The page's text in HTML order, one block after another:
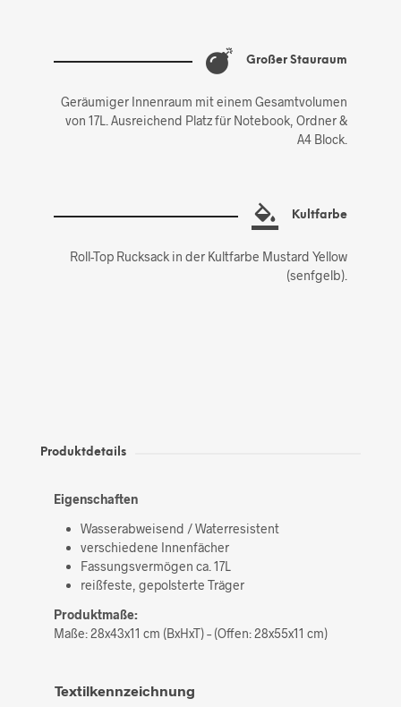
Großer Stauraum
Geräumiger Innenraum mit einem Gesamtvolumen
von 17L. Ausreichend Platz für Notebook, Ordner &
A4 Block.
Kultfarbe
Roll-Top Rucksack in der Kultfarbe Mustard Yellow
(senfgelb).
Produktdetails
Eigenschaften
Wasserabweisend / Waterresistent
verschiedene Innenfächer
Fassungsvermögen ca. 17L
reißfeste, gepolsterte Träger
Produktmaße:
Maße:28x43x11 cm (BxHxT) – (Offen: 28x55x11 cm)
Textilkennzeichnung